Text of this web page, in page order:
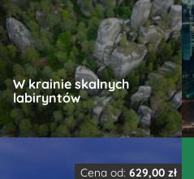
W krainie skalnych
labiryntów
Cena od: 629,00 zł